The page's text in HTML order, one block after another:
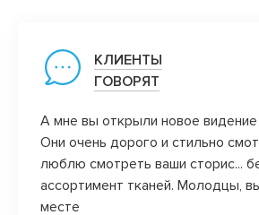
КЛИЕНТЫ
ГОВОРЯТ
А мне вы открыли новое
Они очень дорого и стильно
люблю смотреть ваши сторис...
ассортимент тканей. Молодцы,
месте